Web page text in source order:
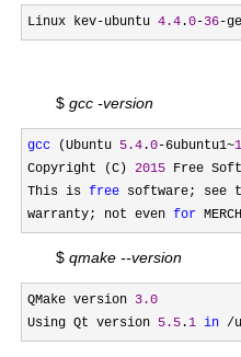
Linux kev-ubuntu 4.4 .0-36-
$ gcc -version
gcc (Ubuntu 5.4 .0-6ubuntu1~
Copyright (C) 2015 Free
This is free software; see
warranty; not even for
$ qmake --version
QMake version 3.0
Using Qt version 5.5 .1 in /